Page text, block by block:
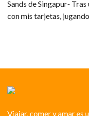
Sands de Singapur-
con mis tarjetas,
Viajar, comer y amar es